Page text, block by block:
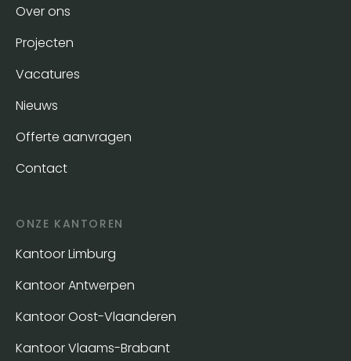
Over ons
Projecten
Vacatures
Nieuws
Offerte aanvragen
Contact
ONZE KANTOREN
Kantoor Limburg
Kantoor Antwerpen
Kantoor Oost-Vlaanderen
Kantoor Vlaams-Brabant